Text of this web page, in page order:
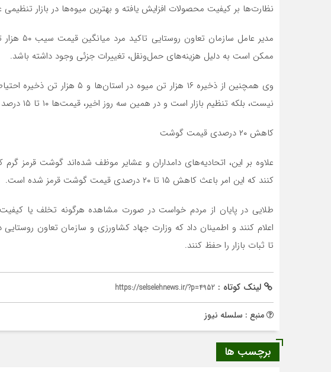
نظارت‌ها بر کیفیت محصولات افزایش یافته و بهترین میوه‌ها در بازار
ممکن است به دلیل هزینه‌های حمل‌ونقل، تغییرات جزئی وجود داشته باشد.
وی همچنین از ذخیره ۱۶ هزار تن
نیست، بلکه تنظیم بازار است و در همین سه روز اخیر، قیمت‌ها ۱۰ تا ۱۵ درصد کاهش یافته‌اند.
کاهش ۲۰ درصدی قیمت گوشت
علاوه بر این، اتحادیه‌های دامداران و عشایر موظف شده‌اند گوشت قرمز
کنند که این امر باعث کاهش ۱۵ تا ۲۰ درصدی قیمت گوشت قرمز شده است.
طلایی در پایان از مردم خواست در صورت مشاهده هرگونه تخلف یا
اعلام کنند و اطمینان داد که وزارت جهاد کشاورزی و سازمان تعاون روستایی
تا ثبات بازار را حفظ کنند.
لینک کوتاه : https://selselehnews.ir/?p=4952
منبع : سلسله نیوز
برچسب ها